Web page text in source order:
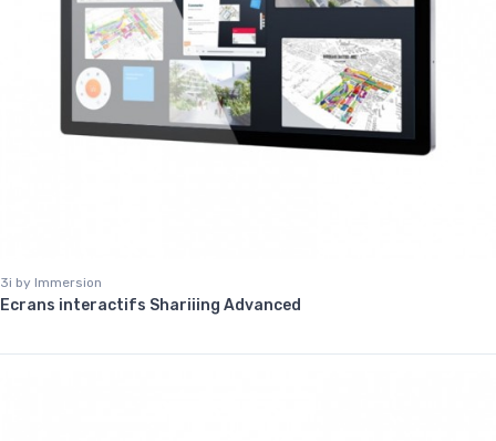
3i by Immersion
Ecrans interactifs Shariiing Advanced